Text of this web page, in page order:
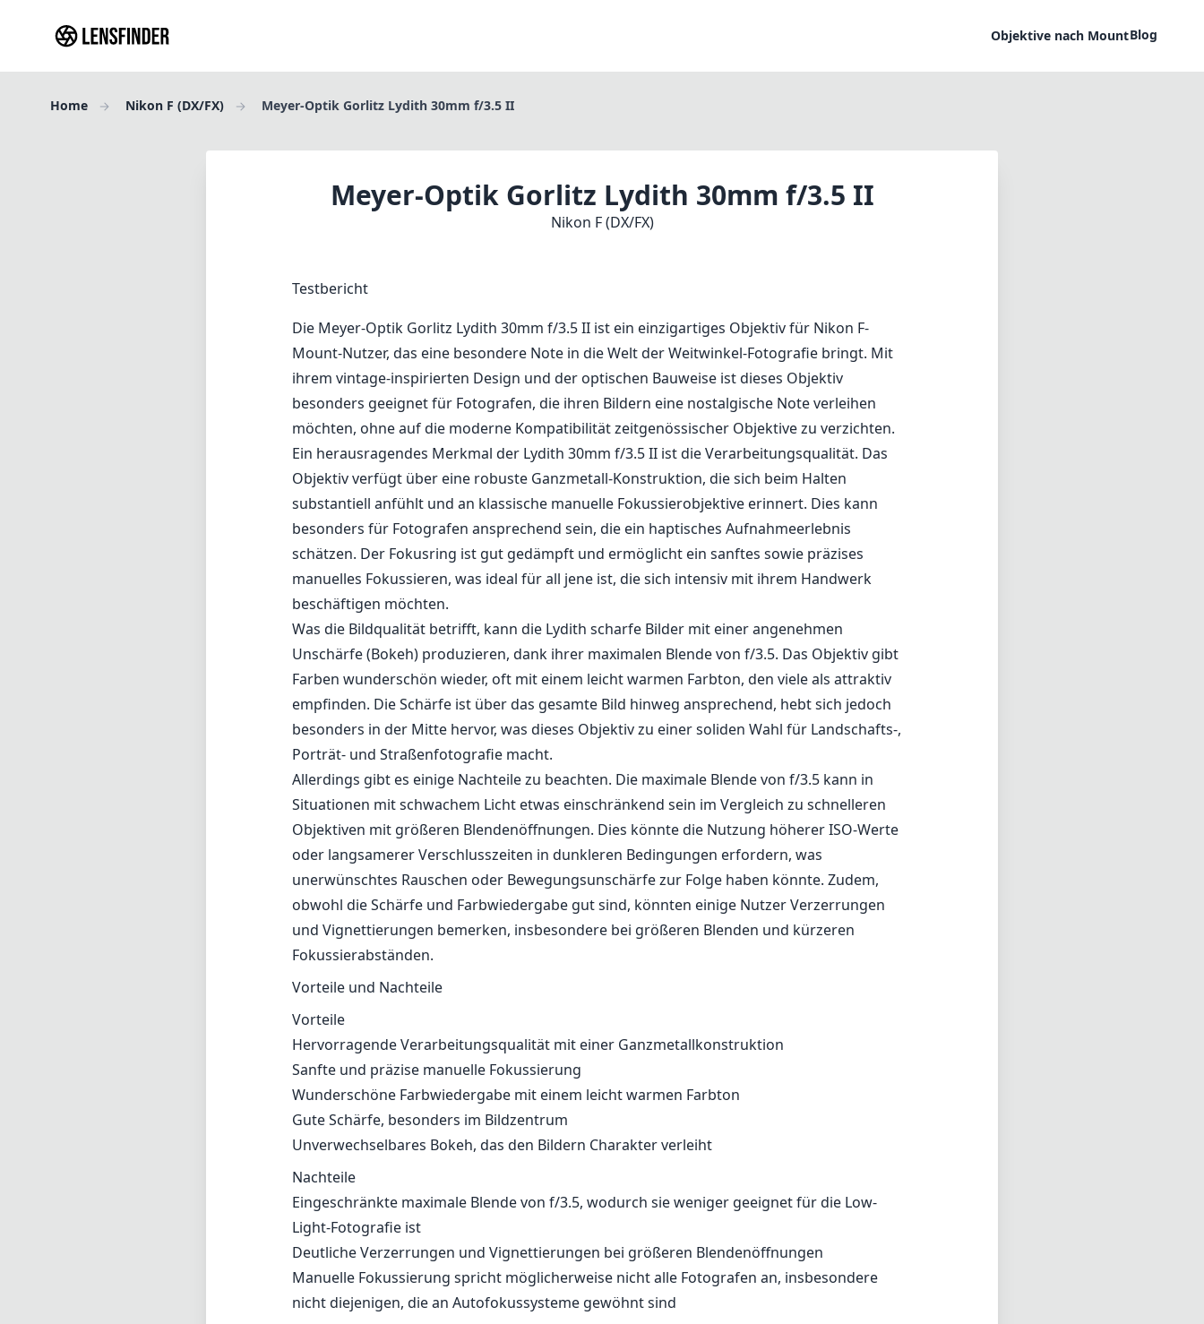
Objektive nach MountBlog
Home Nikon F (DX/FX) Meyer-Optik Gorlitz Lydith 30mm f/3.5 II
Meyer-Optik Gorlitz Lydith 30mm f/3.5 II
Nikon F (DX/FX)
Testbericht
Die Meyer-Optik Gorlitz Lydith 30mm f/3.5 II ist ein einzigartiges Objektiv für Nikon F-
Mount-Nutzer, das eine besondere Note in die Welt der Weitwinkel-Fotografie bringt. Mit
ihrem vintage-inspirierten Design und der optischen Bauweise ist dieses Objektiv
besonders geeignet für Fotografen, die ihren Bildern eine nostalgische Note verleihen
möchten, ohne auf die moderne Kompatibilität zeitgenössischer Objektive zu verzichten.
Ein herausragendes Merkmal der Lydith 30mm f/3.5 II ist die Verarbeitungsqualität. Das
Objektiv verfügt über eine robuste Ganzmetall-Konstruktion, die sich beim Halten
substantiell anfühlt und an klassische manuelle Fokussierobjektive erinnert. Dies kann
besonders für Fotografen ansprechend sein, die ein haptisches Aufnahmeerlebnis
schätzen. Der Fokusring ist gut gedämpft und ermöglicht ein sanftes sowie präzises
manuelles Fokussieren, was ideal für all jene ist, die sich intensiv mit ihrem Handwerk
beschäftigen möchten.
Was die Bildqualität betrifft, kann die Lydith scharfe Bilder mit einer angenehmen
Unschärfe (Bokeh) produzieren, dank ihrer maximalen Blende von f/3.5. Das Objektiv gibt
Farben wunderschön wieder, oft mit einem leicht warmen Farbton, den viele als attraktiv
empfinden. Die Schärfe ist über das gesamte Bild hinweg ansprechend, hebt sich jedoch
besonders in der Mitte hervor, was dieses Objektiv zu einer soliden Wahl für Landschafts-,
Porträt- und Straßenfotografie macht.
Allerdings gibt es einige Nachteile zu beachten. Die maximale Blende von f/3.5 kann in
Situationen mit schwachem Licht etwas einschränkend sein im Vergleich zu schnelleren
Objektiven mit größeren Blendenöffnungen. Dies könnte die Nutzung höherer ISO-Werte
oder langsamerer Verschlusszeiten in dunkleren Bedingungen erfordern, was
unerwünschtes Rauschen oder Bewegungsunschärfe zur Folge haben könnte. Zudem,
obwohl die Schärfe und Farbwiedergabe gut sind, könnten einige Nutzer Verzerrungen
und Vignettierungen bemerken, insbesondere bei größeren Blenden und kürzeren
Fokussierabständen.
Vorteile und Nachteile
Vorteile
Hervorragende Verarbeitungsqualität mit einer Ganzmetallkonstruktion
Sanfte und präzise manuelle Fokussierung
Wunderschöne Farbwiedergabe mit einem leicht warmen Farbton
Gute Schärfe, besonders im Bildzentrum
Unverwechselbares Bokeh, das den Bildern Charakter verleiht
Nachteile
Eingeschränkte maximale Blende von f/3.5, wodurch sie weniger geeignet für die Low-
Light-Fotografie ist
Deutliche Verzerrungen und Vignettierungen bei größeren Blendenöffnungen
Manuelle Fokussierung spricht möglicherweise nicht alle Fotografen an, insbesondere
nicht diejenigen, die an Autofokussysteme gewöhnt sind